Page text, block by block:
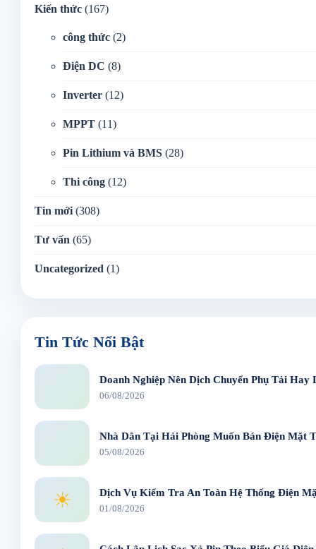
Kiến thức (167)
công thức (2)
Điện DC (8)
Inverter (12)
MPPT (11)
Pin Lithium và BMS (28)
Thi công (12)
Tin mới (308)
Tư vấn (65)
Uncategorized (1)
Tin Tức Nổi Bật
Doanh Nghiệp Nên Dịch Chuyển Phụ Tải
06/08/2026
Nhà Dân Tại Hải Phòng Muốn Bán Điện Mặt
05/08/2026
☀ Dịch Vụ Kiểm Tra An Toàn Hệ Thống Điện
01/08/2026